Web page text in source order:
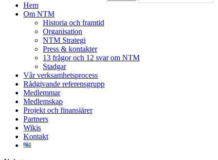
Hem
Om NTM
Historia och framtid
Organisation
NTM Strategi
Press & kontakter
13 frågor och 12 svar om NTM
Stadgar
Vår verksamhetsprocess
Rådgivande referensgrupp
Medlemmar
Medlemskap
Projekt och finansiärer
Partners
Wikis
Kontakt